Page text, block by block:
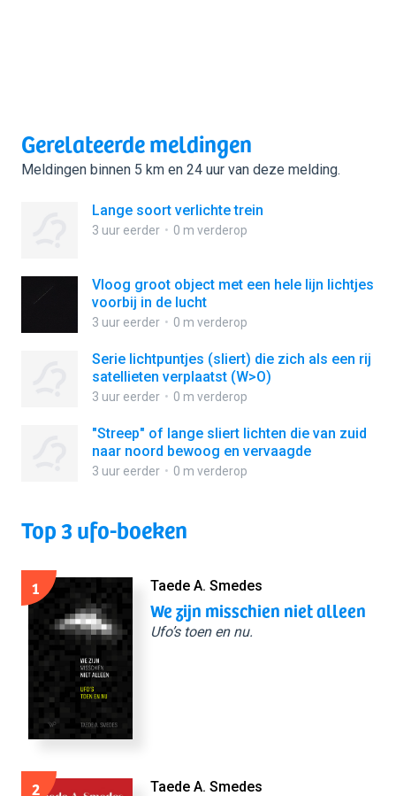
Gerelateerde meldingen
Meldingen binnen 5 km en 24 uur van deze melding.
Lange soort verlichte trein
3 uur eerder 0 m verderop
Vloog groot object met een hele lijn lichtjes
voorbij in de lucht
3 uur eerder 0 m verderop
Serie lichtpuntjes (sliert) die zich als een rij
satellieten verplaatst (W>O)
3 uur eerder 0 m verderop
"Streep" of lange sliert lichten die van zuid
naar noord bewoog en vervaagde
3 uur eerder 0 m verderop
Top 3 ufo-boeken
1 Taede A. Smedes
We zijn misschien niet alleen
Ufo’s toen en nu.
2 Taede A. Smedes